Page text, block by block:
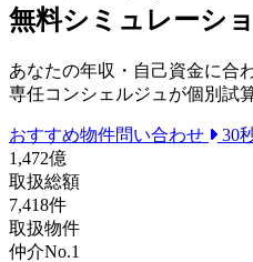
無料シミュレーシ
あなたの年収・自己資金に合
専任コンシェルジュが個別試
おすすめ物件問い合わせ
30
1,472億
取扱総額
7,418件
取扱物件
仲介No.1